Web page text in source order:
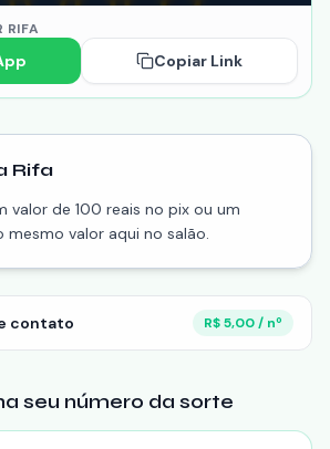
RIFA
Copiar Link
Rifa
valor de 100 reais no pix ou um
valor aqui no salão.
contato R$ 5,00 / nº
seu número da sorte